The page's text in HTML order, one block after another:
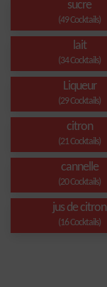
sucre
(49 Cocktails)
lait
(34 Cocktails)
Liqueur
(29 Cocktails)
citron
(21 Cocktails)
cannelle
(20 Cocktails)
jus de citron
(16 Cocktails)